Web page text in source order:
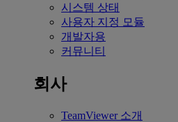
시스템 상태
사용자 지정 모듈
개발자용
커뮤니티
회사
TeamViewer 소개